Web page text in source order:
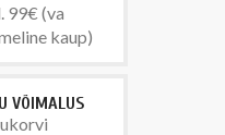
99€ (va
kaup)
VÕIMALUS